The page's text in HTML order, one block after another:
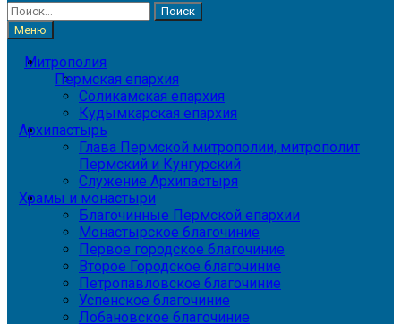
Найти:
Меню
Митрополия
Пермская епархия
Соликамская епархия
Кудымкарская епархия
Архипастырь
Глава Пермской митрополии, митрополит
Пермский и Кунгурский
Служение Архипастыря
Храмы и монастыри
Благочинные Пермской епархии
Монастырское благочиние
Первое городское благочиние
Второе Городское благочиние
Петропавловское благочиние
Успенское благочиние
Лобановское благочиние